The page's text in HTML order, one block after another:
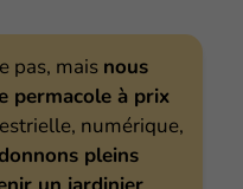
pas, mais nous
permacole à prix
numérique,
pleins